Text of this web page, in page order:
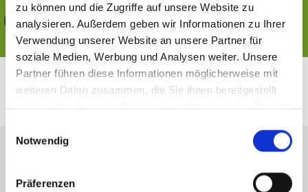
zu können und die Zugriffe auf unsere Website zu
analysieren. Außerdem geben wir Informationen zu Ihrer
Verwendung unserer Website an unsere Partner für
soziale Medien, Werbung und Analysen weiter. Unsere
Partner führen diese Informationen möglicherweise mit
weiteren Daten zusammen, die Sie ihnen bereitgestellt
Notwendig
Präferenzen
bis 8 Personen